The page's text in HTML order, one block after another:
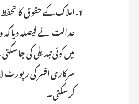
املاک کے حقوق کا
عدالت نے فیصلہ دیا کہ
میں کوئی تبدیلی کی
سرکاری افسر کی رپورٹ
کرسکتی۔